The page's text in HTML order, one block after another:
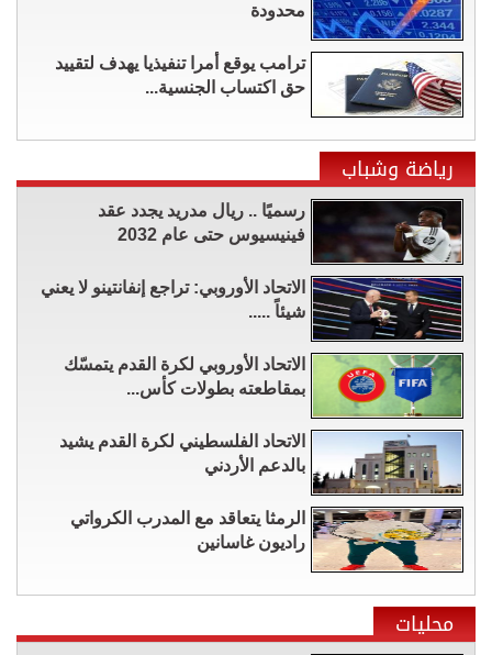
محدودة
ترامب يوقع أمرا تنفيذيا يهدف لتقييد
حق اكتساب الجنسية...
رياضة وشباب
رسميًا .. ريال مدريد يجدد عقد
فينيسيوس حتى عام 2032
الاتحاد الأوروبي: تراجع إنفانتينو لا يعني
شيئاً .....
الاتحاد الأوروبي لكرة القدم يتمسّك
بمقاطعته بطولات كأس...
الاتحاد الفلسطيني لكرة القدم يشيد
بالدعم الأردني
الرمثا يتعاقد مع المدرب الكرواتي
راديون غاسانين
محليات